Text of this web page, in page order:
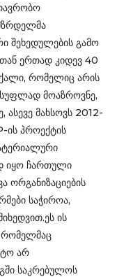
შეხედულების გამო
ერთად კიდევ 40
ქალი, რომელიც არის
მოაზროვნე,
ასევე მახსოვს 2012-
ის პროექტის
იყო ჩართული
ორგანიზაციების
საჭიროა,
ის
რომელმაც
არ
საკრებულოს